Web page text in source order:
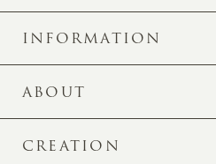
INFORMATION
ABOUT
CREATION